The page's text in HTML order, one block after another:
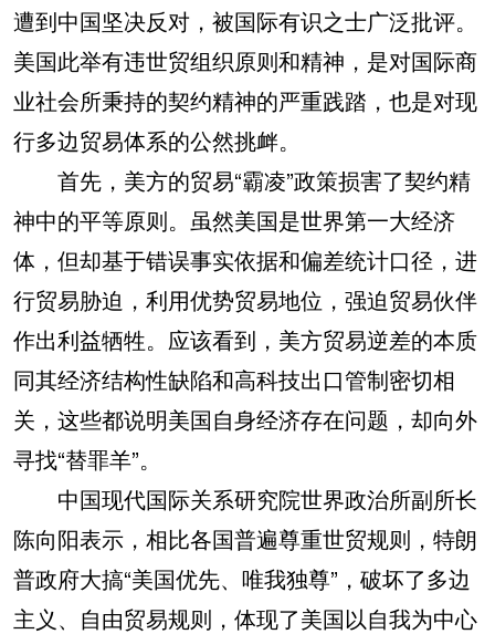
遭到中国坚决反对，被国际有识之士广泛批评。
美国此举有违世贸组织原则和精神，是对国际商
业社会所秉持的契约精神的严重践踏，也是对现
行多边贸易体系的公然挑衅。
首先，美方的贸易“霸凌”政策损害了契约精
神中的平等原则。虽然美国是世界第一大经济
体，但却基于错误事实依据和偏差统计口径，进
行贸易胁迫，利用优势贸易地位，强迫贸易伙伴
作出利益牺牲。应该看到，美方贸易逆差的本质
同其经济结构性缺陷和高科技出口管制密切相
关，这些都说明美国自身经济存在问题，却向外
寻找“替罪羊”。
中国现代国际关系研究院世界政治所副所长
陈向阳表示，相比各国普遍尊重世贸规则，特朗
普政府大搞“美国优先、唯我独尊”，破坏了多边
主义、自由贸易规则，体现了美国以自我为中心